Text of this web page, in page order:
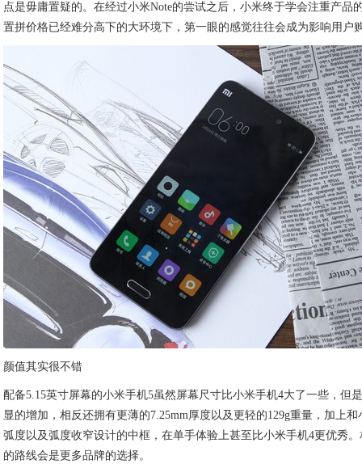
点是毋庸置疑的。在经过小米Note的尝试之后，小米终于学会注重产品
置拼价格已经难分高下的大环境下，第一眼的感觉往往会成为影响用户
颜值其实很不错
配备5.15英寸屏幕的小米手机5虽然屏幕尺寸比小米手机4大了一些，但
显的增加，相反还拥有更薄的7.25mm厚度以及更轻的129g重量，加上
弧度以及弧度收窄设计的中框，在单手体验上甚至比小米手机4更优秀
的路线会是更多品牌的选择。